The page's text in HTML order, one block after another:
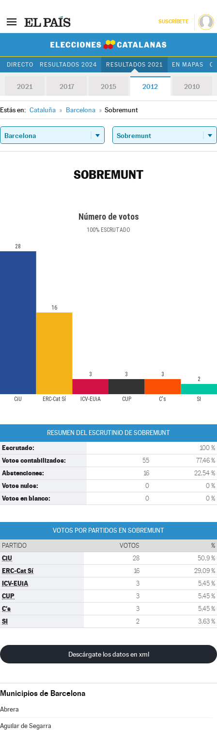
SUSCRÍBETE
DIRECTO RESULTADOS 2024 RESULTADOS 2021 EN MAPAS
2021 2017 2015 2012 2010
Estás en: Cataluña » Barcelona » Sobremunt
SOBREMUNT
Número de votos
100% ESCRUTADO
CiU ERC-Cat Sí ICV-EUiA CUP C's SI
28
16
3 3 3
2
RESUMEN DEL ESCRUTINIO DE SOBREMUNT
Escrutado: 100 %
Votos contabilizados: 55 77,46 %
Abstenciones: 16 22,54 %
Votos nulos: 0 0 %
Votos en blanco: 0 0 %
VOTOS POR PARTIDOS EN SOBREMUNT
PARTIDO VOTOS %
CiU 28 50,9 %
ERC-Cat Sí 16 29,09 %
ICV-EUiA 3 5,45 %
CUP 3 5,45 %
C's 3 5,45 %
SI 2 3,63 %
Descárgate los datos en xml
Municipios de Barcelona
Abrera
Aguilar de Segarra